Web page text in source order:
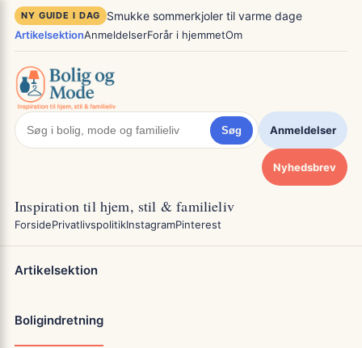
SpringNY GUIDE I DAG Smukke sommerkjoler til varme dage
ArtikelsektionAnmeldelserForår i hjemmetOm
Søg Anmeldelser
Nyhedsbrev
Inspiration til hjem, stil & familieliv
ForsidePrivatlivspolitikInstagramPinterest
Artikelsektion
Boligindretning